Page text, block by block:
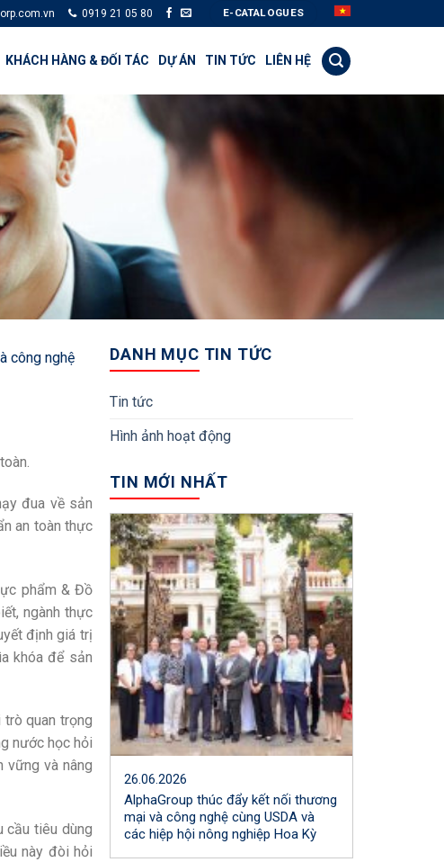
0919 21 05 80 E-CATALOGUES
KHÁCH HÀNG & ĐỐI TÁC DỰ ÁN TIN TỨC LIÊN HỆ
DANH MỤC TIN TỨC
Tin tức
Hình ảnh hoạt động
TIN MỚI NHẤT
26.06.2026
AlphaGroup thúc đẩy kết nối thương
mại và công nghệ cùng USDA và
các hiệp hội nông nghiệp Hoa Kỳ
công nghệ
đua về sản
an toàn thực
phẩm & Đồ
ngành thực
định giá trị
khóa để sản
quan trọng
nước học hỏi
vững và nâng
cầu tiêu dùng
này đòi hỏi